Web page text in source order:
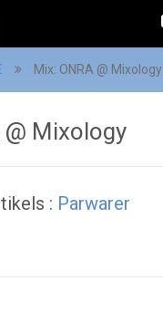
Mix: ONRA @ Mixology
@ Mixology
: Parwarer